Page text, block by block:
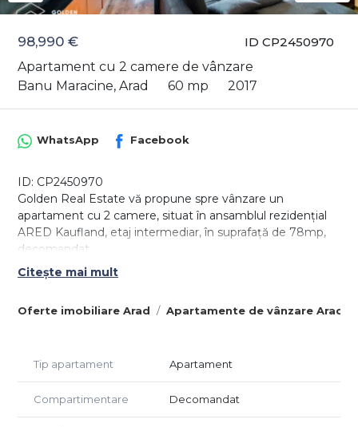
ID CP2450970
98,990 €
Apartament cu 2 camere de vânzare
Banu Maracine, Arad
60 mp 2017
Oferte imobiliare Arad Apartamente de vânzare Arad
WhatsApp Facebook
ID: CP2450970
Golden Real Estate vă propune spre vânzare un
apartament cu 2 camere, situat în ansamblul rezidențial
ARED Kaufland, etaj intermediar, în suprafață de 78mp,
decomandat.
Apartamentul este compus dintr-un living foarte spațios
spații de depozitare, baie foarte mare cu vană, un balcon
Apartamentul este amenajat cu parchet laminat, gresie și
faianță model nou, pereții zugrăviți cu glet și lavabil.
Încălzirea este asigurată prin centrală proprie pe gaz,
apartamentul dispune de asemenea de aer condiționat.
Citește mai mult
Tip apartament Apartament
Compartimentare Decomandat